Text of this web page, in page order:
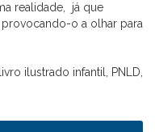
realidade, já que
o a olhar para
ilustrado infantil, PNLD,